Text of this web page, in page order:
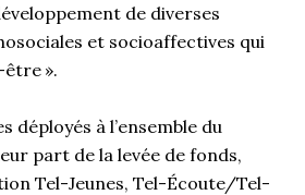
de diverses
et socioaffectives qui
».
déployés à l’ensemble du
part de la levée de fonds,
Tel-Jeunes, Tel-Écoute/Tel-